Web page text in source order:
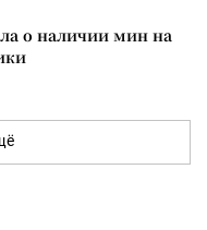
о наличии мин на